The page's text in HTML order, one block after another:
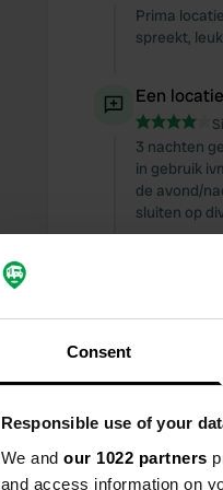
Consent
Responsible use of your
We and our 1022 partners
and access information on
Prima
spreekt,
Een
3 nachten
in gebruik
de avond/
sluiten op
Goed
elektra. De
Fijne